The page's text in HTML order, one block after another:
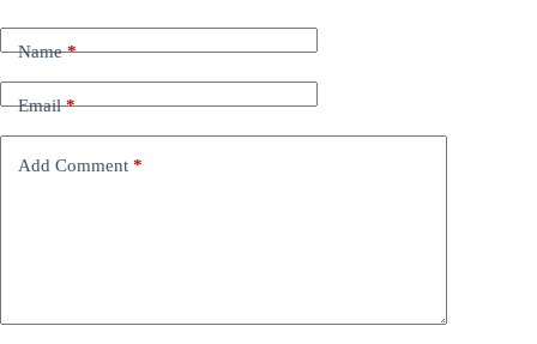
Name*
Email*
Add Comment *